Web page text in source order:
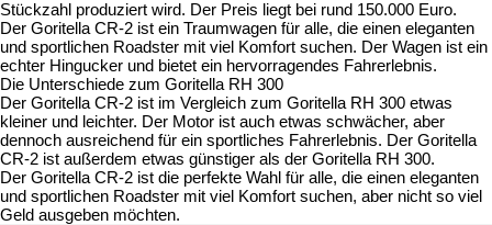
Stückzahl produziert wird. Der Preis liegt bei rund 150.000 Euro.
Der Goritella CR-2 ist ein Traumwagen für alle, die einen eleganten
und sportlichen Roadster mit viel Komfort suchen. Der Wagen ist ein
echter Hingucker und bietet ein hervorragendes Fahrerlebnis.
Die Unterschiede zum Goritella RH 300
Der Goritella CR-2 ist im Vergleich zum Goritella RH 300 etwas
kleiner und leichter. Der Motor ist auch etwas schwächer, aber
dennoch ausreichend für ein sportliches Fahrerlebnis. Der Goritella
CR-2 ist außerdem etwas günstiger als der Goritella RH 300.
Der Goritella CR-2 ist die perfekte Wahl für alle, die einen eleganten
und sportlichen Roadster mit viel Komfort suchen, aber nicht so viel
Geld ausgeben möchten.